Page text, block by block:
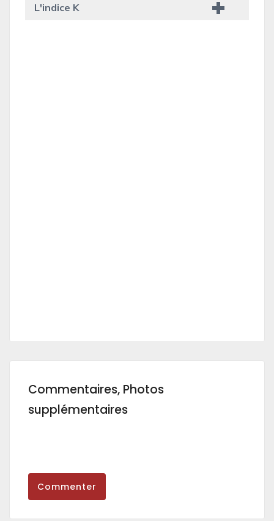
L'indice K
Commentaires, Photos
supplémentaires
Commenter